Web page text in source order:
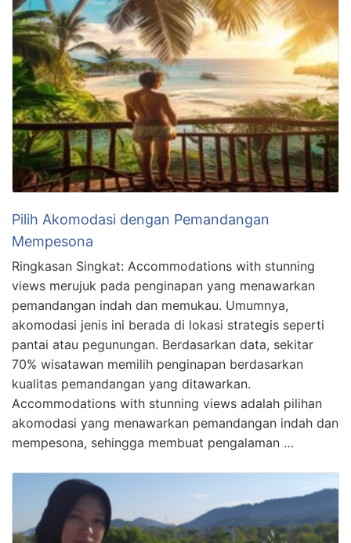
Pilih Akomodasi dengan Pemandangan
Mempesona
Ringkasan Singkat: Accommodations with stunning
views merujuk pada penginapan yang menawarkan
pemandangan indah dan memukau. Umumnya,
akomodasi jenis ini berada di lokasi strategis seperti
pantai atau pegunungan. Berdasarkan data, sekitar
70% wisatawan memilih penginapan berdasarkan
kualitas pemandangan yang ditawarkan.
Accommodations with stunning views adalah pilihan
akomodasi yang menawarkan pemandangan indah dan
mempesona, sehingga membuat pengalaman …